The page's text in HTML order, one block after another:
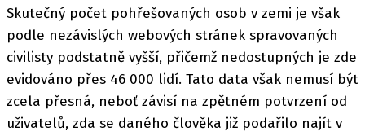
Skutečný počet pohřešovaných osob v zemi je však
podle nezávislých webových stránek spravovaných
civilisty podstatně vyšší, přičemž nedostupných je zde
evidováno přes 46 000 lidí. Tato data však nemusí být
zcela přesná, neboť závisí na zpětném potvrzení od
uživatelů, zda se daného člověka již podařilo najít v